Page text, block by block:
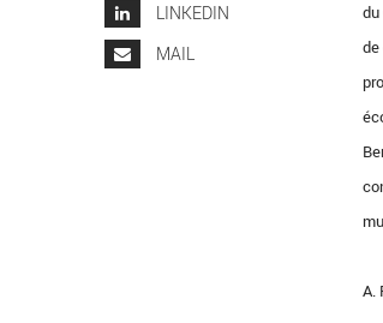
LINKEDIN
MAIL
A.